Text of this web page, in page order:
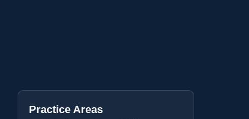
Practice Areas